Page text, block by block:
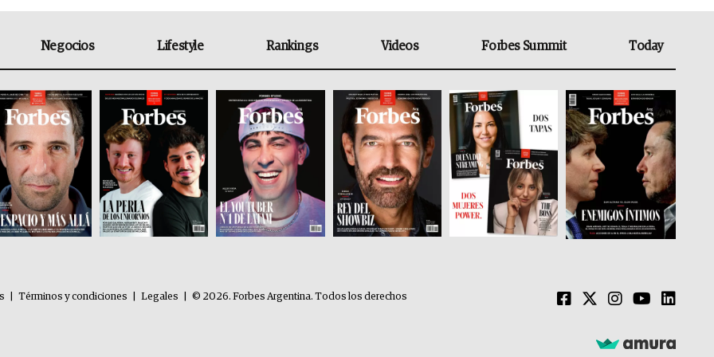
Negocios Lifestyle Rankings Videos Forbes Summit Today
Términos y condiciones Legales © 2026. Forbes Argentina. Todos los derechos